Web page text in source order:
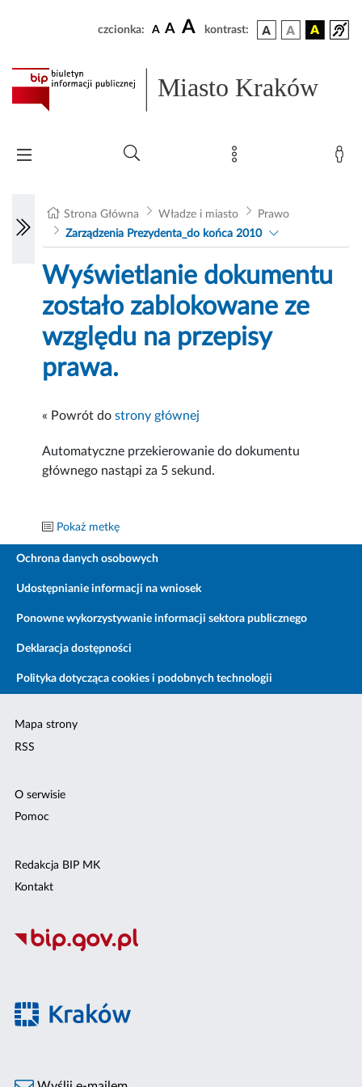
czcionka: A A A kontrast:
Miasto Kraków
Strona Główna Władze i miasto
Prawo
Zarządzenia Prezydenta_do końca 2010
Wyświetlanie dokumentu
zostało zablokowane ze
względu na przepisy
prawa.
« Powrót dostrony głównej
Automatyczne przekierowanie do dokumentu
głównego nastąpi za 4 sekund.
Pokaż metkę
Ochrona danych osobowych
Udostępnianie informacji na wniosek
Ponowne wykorzystywanie informacji sektora publicznego
Deklaracja dostępności
Polityka dotycząca cookies i podobnych technologii
Mapa strony
RSS
O serwisie
Pomoc
Redakcja BIP MK
Kontakt